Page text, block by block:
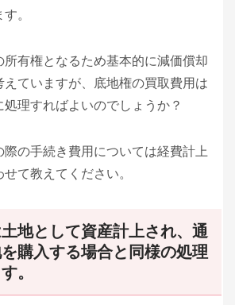
。
所有権となるため基本的に減価償却
えていますが、底地権の買取費用は
理すればよいのでしょうか？
際の手続き費用については経費計上
て教えてください。
地として資産計上され、通
購入する場合と同様の処理
。